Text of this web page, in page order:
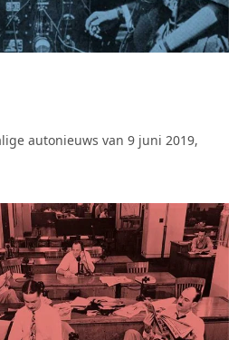
autonieuws van 9 juni 2019,